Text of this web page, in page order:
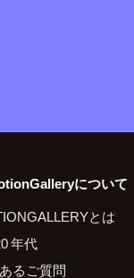
について
とは
年代
るご質問